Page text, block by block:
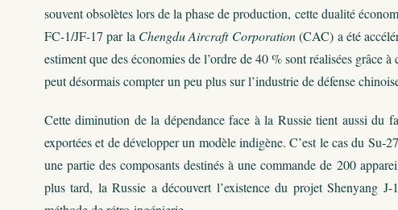
souvent obsolètes lors de la phase de production, cette dualité
FC-1/JF-17 par la Chengdu Aircraft Corporation(CAC) a été
estiment que des économies de l’ordre de 40 % sont réalisées grâce
peut désormais compter un peu plus sur l’industrie de défense
Cette diminution de la dépendance face à la Russie tient aussi du
exportées et de développer un modèle indigène. C’est le cas du
une partie des composants destinés à une commande de 200
plus tard, la Russie a découvert l’existence du projet Shenyang